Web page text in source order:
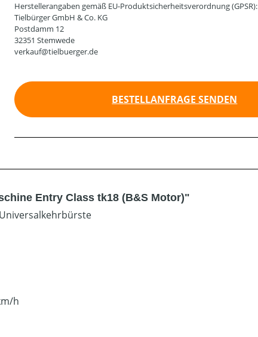
Herstellerangaben gemäß EU-Produktsicherheitsverordnung (GPSR):
Tielbürger GmbH & Co. KG
Postdamm 12
32351 Stemwede
verkauf@tielbuerger.de
BESTELLANFRAGE SENDEN
Entry Class tk18 (B&S Motor)"
h